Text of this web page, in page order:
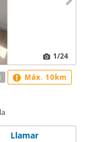
1/24
Llamar
Máx. 10km